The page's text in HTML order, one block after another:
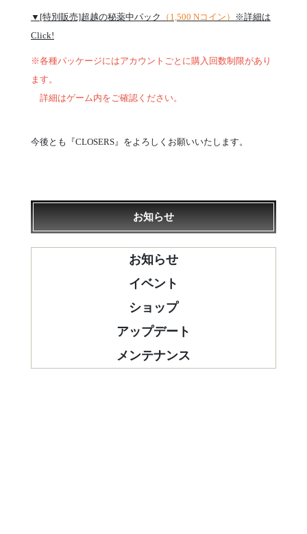
▼[特別販売]超越の秘薬中パック （1,500 Nコイン）
※詳細は
Click!
※各種パッケージにはアカウントごとに購入回数制限があり
ます。
詳細はゲーム内をご確認ください。
今後とも『CLOSERS』をよろしくお願いいたします。
お知らせ
お知らせ
イベント
ショップ
アップデート
メンテナンス